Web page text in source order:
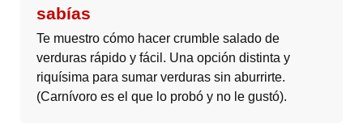
sabías
Te muestro cómo hacer crumble salado de
verduras rápido y fácil. Una opción distinta y
riquísima para sumar verduras sin aburrirte.
(Carnívoro es el que lo probó y no le gustó).